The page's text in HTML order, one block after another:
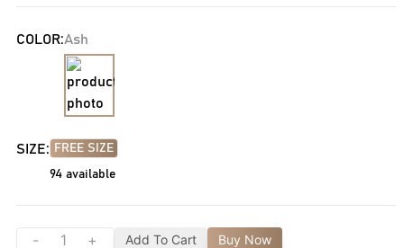
COLOR:Ash
SIZE: FREE SIZE
94 available
- + Add To Cart Buy Now